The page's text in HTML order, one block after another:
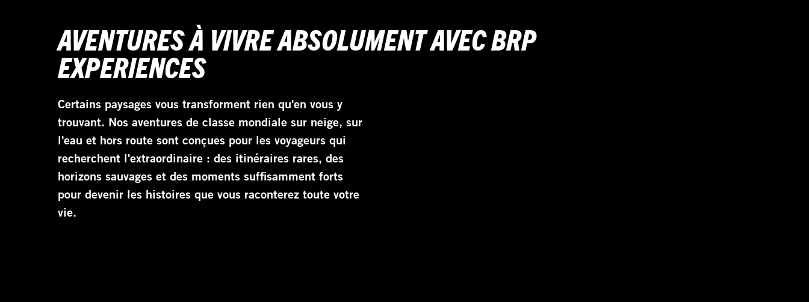
AVENTURES À VIVRE ABSOLUMENT AVEC BRP
EXPERIENCES
Certains paysages vous transforment rien qu'en vous y
trouvant. Nos aventures de classe mondiale sur neige, sur
l'eau et hors route sont conçues pour les voyageurs qui
recherchent l'extraordinaire : des itinéraires rares, des
horizons sauvages et des moments suffisamment forts
pour devenir les histoires que vous raconterez toute votre
vie.